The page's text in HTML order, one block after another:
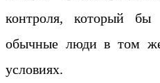
контроля, который
обычные люди в том
условиях.